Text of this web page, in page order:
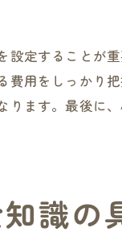
定することが
費用をしっかり
ます。最後に
識の